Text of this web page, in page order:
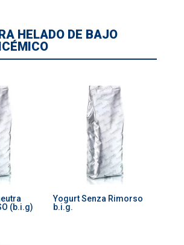
HELADO DE BAJO
(b.i.g)
Yogurt Senza Rimorso
b.i.g.